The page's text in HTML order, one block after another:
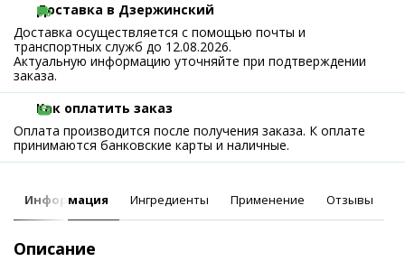
Доставка в Дзержинский
Доставка осуществляется с помощью почты и
транспортных служб до 12.08.2026.
Актуальную информацию уточняйте при подтверждении
заказа.
Как оплатить заказ
Оплата производится после получения заказа. К оплате
принимаются банковские карты и наличные.
Информация Ингредиенты Применение Отзывы
Описание